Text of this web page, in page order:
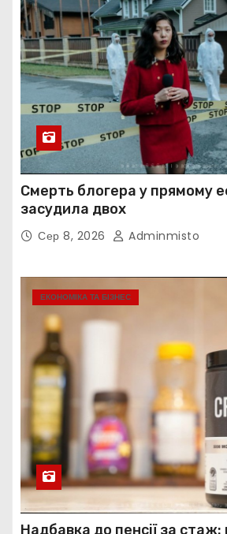
Смерть блогера у прямому
засудила двох
Сер 8, 2026 Adminmisto
ЕКОНОМІКА ТА БІЗНЕС
Надбавка до пенсії за стаж: